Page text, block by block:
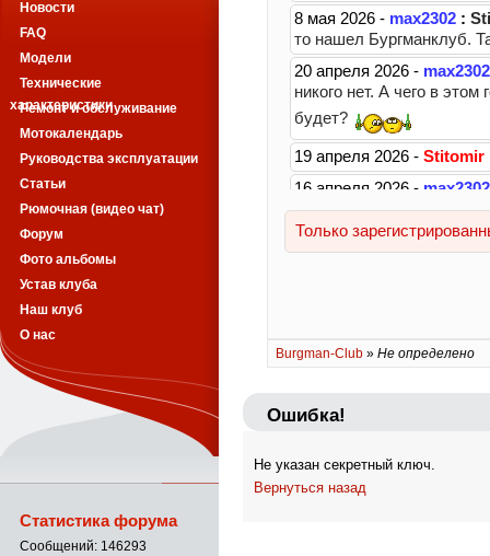
Burgman-Club » Не определено
Ошибка!
Не указан секретный ключ.
Вернуться назад
Новости
FAQ
Модели
Технические
характеристики
Ремонт и обслуживание
Мотокалендарь
Руководства эксплуатации
Статьи
Рюмочная (видео чат)
Форум
Фото альбомы
Устав клуба
Наш клуб
О нас
Статистика форума
Сообщений: 146293